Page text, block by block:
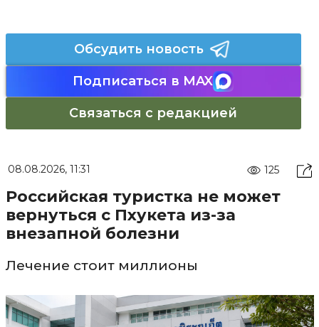
Обсудить новость
Подписаться в MAX
Связаться с редакцией
08.08.2026, 11:31 125
Российская туристка не может
вернуться с Пхукета из-за
внезапной болезни
Лечение стоит миллионы